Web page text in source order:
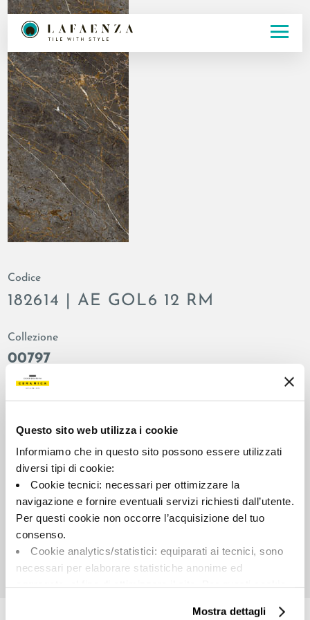
Questo sito web utilizza i cookie
Informiamo che in questo sito possono essere utilizzati
diversi tipi di cookie:
Cookie tecnici: necessari per ottimizzare la
navigazione e fornire eventuali servizi richiesti dall’utente.
Per questi cookie non occorre l’acquisizione del tuo
consenso.
Cookie analytics/statistici: equiparati ai tecnici, sono
necessari per elaborare statistiche anonime ed
Cookie di profilazione/marketing: sono utilizzati, solo
Mostra dettagli
Codice
182614 | AE GOL6 12 RM
Collezione
00797
Colore:
Marrone grigio
Fondo
Formato:
60.0x120.0
naturale
opaco
Stonalizzazione:
Unità di misura:
MQ